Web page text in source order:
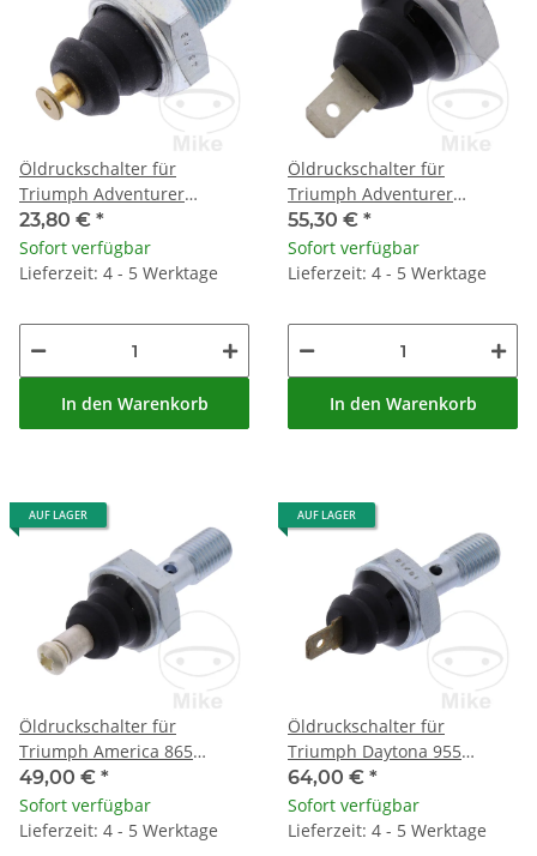
Öldruckschalter für
Triumph Adventurer
Thunderbird 900
23,80 € *
Sofort verfügbar
Lieferzeit: 4 - 5 Werktage
In den Warenkorb
Öldruckschalter für
Triumph Adventurer
Thunderbird 900 Speed
Triple 750
55,30 € *
Sofort verfügbar
Lieferzeit: 4 - 5 Werktage
In den Warenkorb
AUF LAGER
Öldruckschalter für
Triumph America 865
Bonneville 800 America
49,00 € *
Sofort verfügbar
Lieferzeit: 4 - 5 Werktage
AUF LAGER
Öldruckschalter für
Triumph Daytona 955
Masterblaster 955 1050
64,00 € *
Sofort verfügbar
Lieferzeit: 4 - 5 Werktage